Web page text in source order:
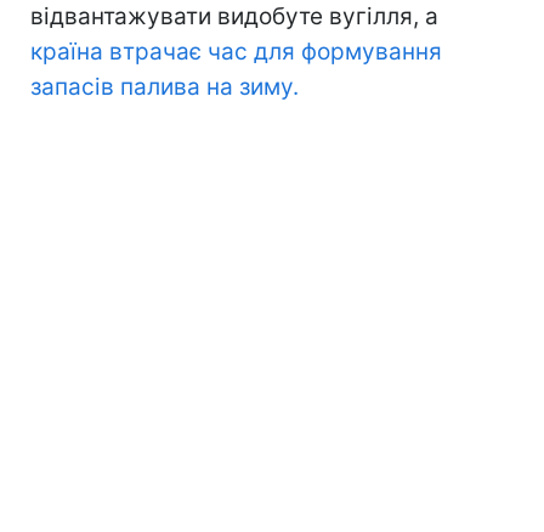
відвантажувати видобуте вугілля, а
країна втрачає час для формування
запасів палива на зиму.